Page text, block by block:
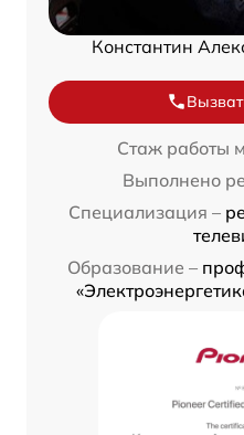
Константин
Стаж работы
Выполнено
Специализация –
Образование –